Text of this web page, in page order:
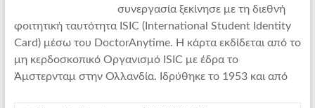
συνεργασία ξεκίνησε με τη διεθνή
φοιτητική ταυτότητα ISIC (International Student Identity
Card) μέσω του DoctorAnytime. Η κάρτα εκδίδεται από το
μη κερδοσκοπικό Οργανισμό ISIC με έδρα το
Άμστερνταμ στην Ολλανδία. Ιδρύθηκε το 1953 και από